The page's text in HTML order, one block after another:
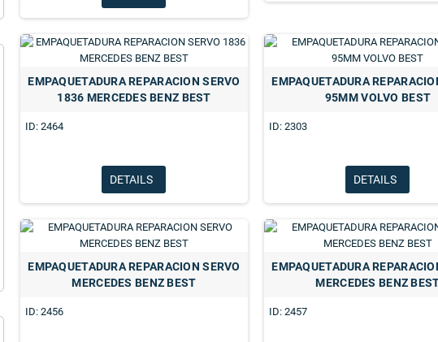
EMPAQUETADURA REPARACION SERVO
1836 MERCEDES BENZ BEST
ID: 2464
DETAILS
EMPAQUETADURA
95MM VOLVO BEST
ID: 2303
DETAILS
EMPAQUETADURA REPARACION SERVO
MERCEDES BENZ BEST
ID: 2456
EMPAQUETADURA
MERCEDES BENZ
ID: 2457